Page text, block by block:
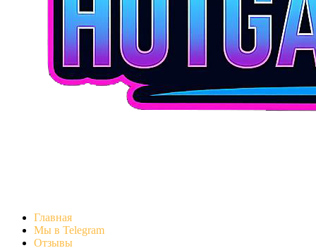
Главная
Мы в Telegram
Отзывы